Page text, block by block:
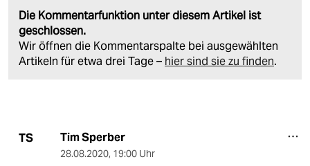
Die Kommentarfunktion unter diesem Artikel ist
geschlossen.
Wir öffnen die Kommentarspalte bei ausgewählten
Artikeln für etwa drei Tage – hier sind sie zu finden.
TS Tim Sperber
28.08.2020, 19:00 Uhr